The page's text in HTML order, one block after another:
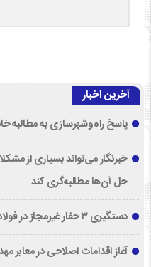
آخرین اخبار
پاسخ راه‌وشهرسازی به مطالبه
خبرنگار می‌تواند بسیاری از
حل آن‌ها مطالبه‌گری کند
دستگیری ۳ حفار غیرمجاز در فولادمحله مهدیشهر
آغاز اقدامات اصلاحی در معابر